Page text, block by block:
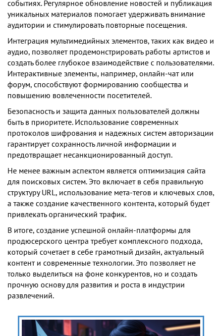
событиях. Регулярное обновление новостей и публикация
уникальных материалов помогает удерживать внимание
аудитории и стимулировать повторные посещения.
Интеграция мультимедийных элементов, таких как видео и
аудио, позволяет продемонстрировать работы артистов и
создать более глубокое взаимодействие с пользователями.
Интерактивные элементы, например, онлайн-чат или
форум, способствуют формированию сообщества и
повышению вовлеченности посетителей.
Безопасность и защита данных пользователей должны
быть в приоритете. Использование современных
протоколов шифрования и надежных систем авторизации
гарантирует сохранность личной информации и
предотвращает несанкционированный доступ.
Не менее важным аспектом является оптимизация сайта
для поисковых систем. Это включает в себя правильную
структуру URL, использование мета-тегов и ключевых слов,
а также создание качественного контента, который будет
привлекать органический трафик.
В итоге, создание успешной онлайн-платформы для
продюсерского центра требует комплексного подхода,
который сочетает в себе грамотный дизайн, актуальный
контент и современные технологии. Это позволяет не
только выделиться на фоне конкурентов, но и создать
прочную основу для развития и роста в индустрии
развлечений.